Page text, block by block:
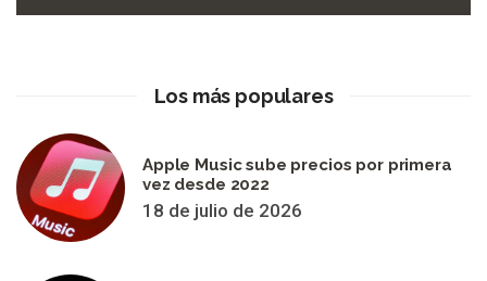
Los más populares
Apple Music sube precios por primera
vez desde 2022
18 de julio de 2026